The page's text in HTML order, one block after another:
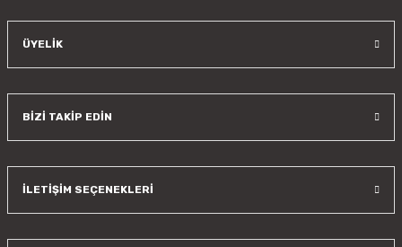
ÜYELİK
BİZİ TAKİP EDİN
İLETİŞİM SEÇENEKLERİ